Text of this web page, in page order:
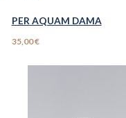
PER AQUAM DAMA
35,00 €